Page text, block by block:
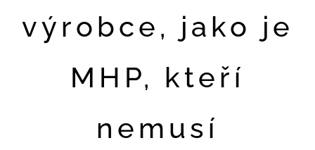
výrobce, jako je
MHP, kteří
nemusí